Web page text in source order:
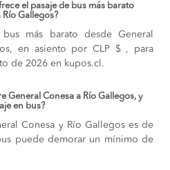
el pasaje de bus más barato
Gallegos?
más barato desde General
en asiento por CLP $ , para
de 2026 en kupos.cl.
General Conesa a Río Gallegos, y
en bus?
Conesa y Río Gallegos es de
puede demorar un mínimo de